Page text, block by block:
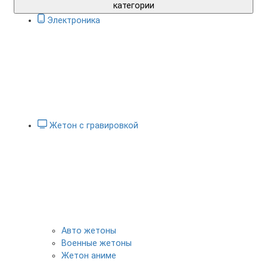
категории
Электроника
Жетон с гравировкой
Авто жетоны
Военные жетоны
Жетон аниме